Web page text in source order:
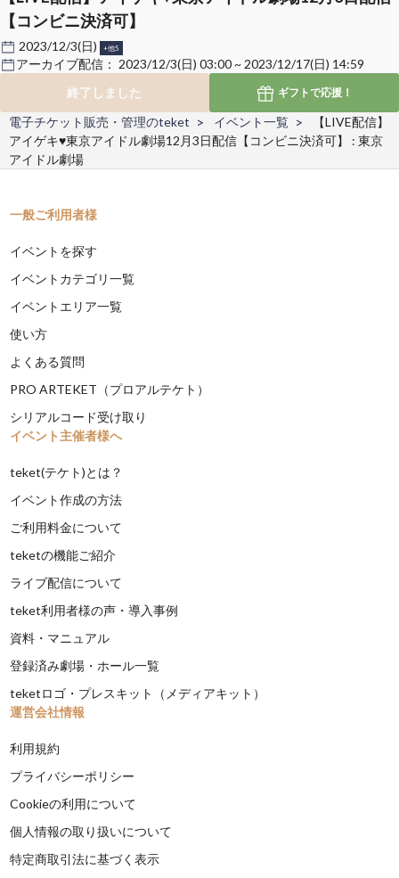
【コンビニ決済可】
2023/12/3(日) +他5
アーカイブ配信： 2023/12/3(日) 03:00 ~ 2023/12/17(日) 14:59
終了しました
ギフトで応援！
電子チケット販売・管理のteket イベント一覧
【LIVE配信】
アイゲキ♥東京アイドル劇場12月3日配信【コンビニ決済可】 : 東京
アイドル劇場
一般ご利用者様
イベントを探す
イベントカテゴリ一覧
イベントエリア一覧
使い方
よくある質問
PRO ARTEKET（プロアルテケト）
シリアルコード受け取り
イベント主催者様へ
teket(テケト)とは？
イベント作成の方法
ご利用料金について
teketの機能ご紹介
ライブ配信について
teket利用者様の声・導入事例
資料・マニュアル
登録済み劇場・ホール一覧
teketロゴ・プレスキット（メディアキット）
運営会社情報
利用規約
プライバシーポリシー
Cookieの利用について
個人情報の取り扱いについて
特定商取引法に基づく表示